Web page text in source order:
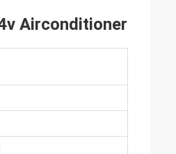
Airconditioner